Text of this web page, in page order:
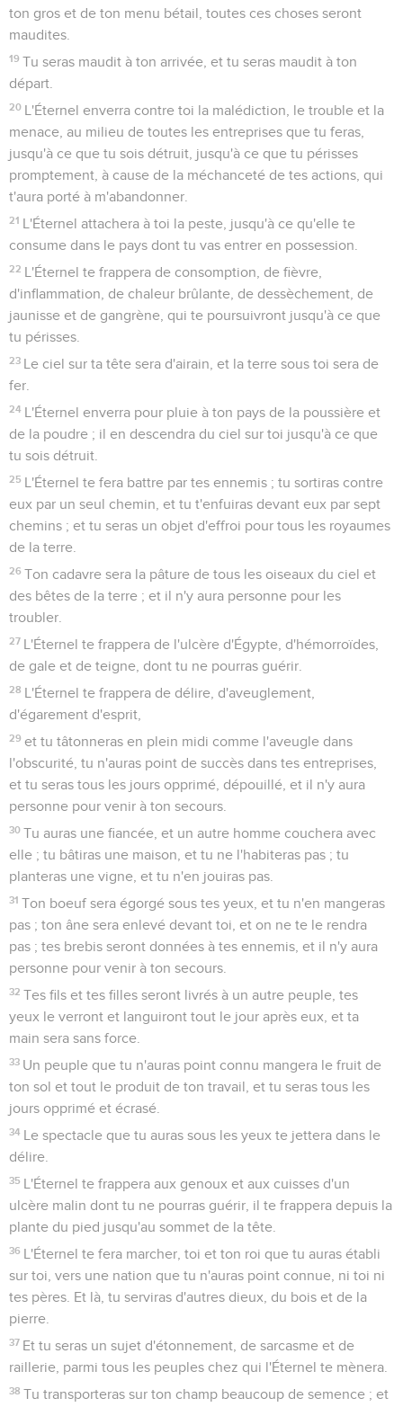
ton gros et de ton menu bétail, toutes ces choses seront
maudites.
19 Tu seras maudit à ton arrivée, et tu seras maudit à ton
départ.
20 L'Éternel enverra contre toi la malédiction, le trouble et la
menace, au milieu de toutes les entreprises que tu feras,
jusqu'à ce que tu sois détruit, jusqu'à ce que tu périsses
promptement, à cause de la méchanceté de tes actions, qui
t'aura porté à m'abandonner.
21 L'Éternel attachera à toi la peste, jusqu'à ce qu'elle te
consume dans le pays dont tu vas entrer en possession.
22 L'Éternel te frappera de consomption, de fièvre,
d'inflammation, de chaleur brûlante, de dessèchement, de
jaunisse et de gangrène, qui te poursuivront jusqu'à ce que
tu périsses.
23 Le ciel sur ta tête sera d'airain, et la terre sous toi sera de
fer.
24 L'Éternel enverra pour pluie à ton pays de la poussière et
de la poudre ; il en descendra du ciel sur toi jusqu'à ce que
tu sois détruit.
25 L'Éternel te fera battre par tes ennemis ; tu sortiras contre
eux par un seul chemin, et tu t'enfuiras devant eux par sept
chemins ; et tu seras un objet d'effroi pour tous les royaumes
de la terre.
26 Ton cadavre sera la pâture de tous les oiseaux du ciel et
des bêtes de la terre ; et il n'y aura personne pour les
troubler.
27 L'Éternel te frappera de l'ulcère d'Égypte, d'hémorroïdes,
de gale et de teigne, dont tu ne pourras guérir.
28 L'Éternel te frappera de délire, d'aveuglement,
d'égarement d'esprit,
29 et tu tâtonneras en plein midi comme l'aveugle dans
l'obscurité, tu n'auras point de succès dans tes entreprises,
et tu seras tous les jours opprimé, dépouillé, et il n'y aura
personne pour venir à ton secours.
30 Tu auras une fiancée, et un autre homme couchera avec
elle ; tu bâtiras une maison, et tu ne l'habiteras pas ; tu
planteras une vigne, et tu n'en jouiras pas.
31 Ton boeuf sera égorgé sous tes yeux, et tu n'en mangeras
pas ; ton âne sera enlevé devant toi, et on ne te le rendra
pas ; tes brebis seront données à tes ennemis, et il n'y aura
personne pour venir à ton secours.
32 Tes fils et tes filles seront livrés à un autre peuple, tes
yeux le verront et languiront tout le jour après eux, et ta
main sera sans force.
33 Un peuple que tu n'auras point connu mangera le fruit de
ton sol et tout le produit de ton travail, et tu seras tous les
jours opprimé et écrasé.
34 Le spectacle que tu auras sous les yeux te jettera dans le
délire.
35 L'Éternel te frappera aux genoux et aux cuisses d'un
ulcère malin dont tu ne pourras guérir, il te frappera depuis la
plante du pied jusqu'au sommet de la tête.
36 L'Éternel te fera marcher, toi et ton roi que tu auras établi
sur toi, vers une nation que tu n'auras point connue, ni toi ni
tes pères. Et là, tu serviras d'autres dieux, du bois et de la
pierre.
37 Et tu seras un sujet d'étonnement, de sarcasme et de
raillerie, parmi tous les peuples chez qui l'Éternel te mènera.
38 Tu transporteras sur ton champ beaucoup de semence ; et